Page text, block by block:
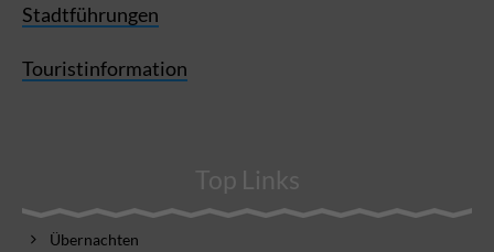
Stadtführungen
Touristinformation
Top Links
Übernachten